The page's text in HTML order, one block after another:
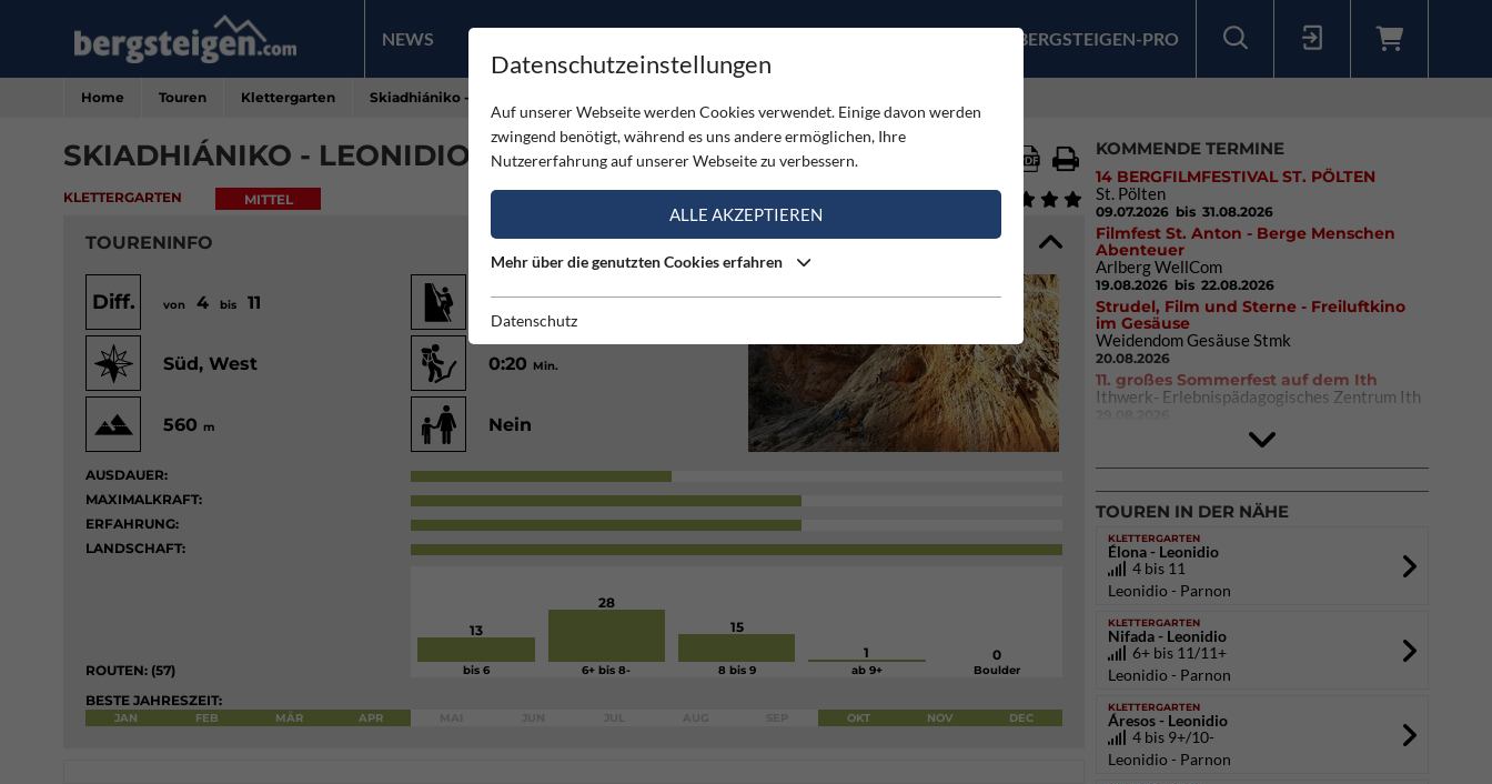
NEWS PRODUKTE BERGSTEIGEN-PRO
Home Touren Klettergarten Skiadhiániko - Leonidio
SKIADHIÁNIKO - LEONIDIO
KLETTERGARTEN MITTEL
TOURENINFO
Diff. von 4bis 11 12 35
Süd, West 0:20 Min.
560m Nein
AUSDAUER:
MAXIMALKRAFT:
ERFAHRUNG:
LANDSCHAFT:
ROUTEN: (57)
13
bis 6
28
6+ bis 8-
15
8 bis 9
1
ab 9+
0
Boulder
BESTE JAHRESZEIT:
JAN FEB MÄR APR OKT NOV DEC
KOMMENDE TERMINE
14 BERGFILMFESTIVAL ST. PÖLTEN
St. Pölten
09.07.2026 bis 31.08.2026
Filmfest St. Anton - Berge Menschen
Abenteuer
Arlberg WellCom
19.08.2026 bis 22.08.2026
Strudel, Film und Sterne - Freiluftkino
im Gesäuse
Weidendom Gesäuse Stmk
20.08.2026
11. großes Sommerfest auf dem Ith
Ithwerk- Erlebnispädagogisches Zentrum Ith
DAV Kletter- & Boulderzentrum München
Süd (Thalkirchen)
TOUREN IN DER NÄHE
KLETTERGARTEN
Élona - Leonidio
4 bis 11
Leonidio - Parnon
KLETTERGARTEN
Nifada - Leonidio
6+ bis 11/11+
Leonidio - Parnon
KLETTERGARTEN
Áresos - Leonidio
4 bis 9+/10-
Leonidio - Parnon
Datenschutzeinstellungen
Auf unserer Webseite werden Cookies verwendet. Einige davon werden
zwingend benötigt, während es uns andere ermöglichen, Ihre
Nutzererfahrung auf unserer Webseite zu verbessern.
ALLE AKZEPTIEREN
Mehr über die genutzten Cookies erfahren
Datenschutz